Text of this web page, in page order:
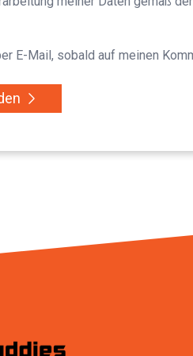
E-Mail, sobald auf meinen